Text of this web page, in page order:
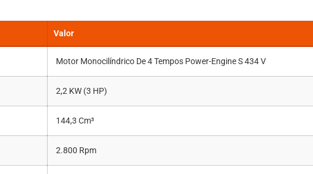
Valor
Motor Monocilíndrico De 4 Tempos Power-Engine S 434 V
2,2 KW (3 HP)
144,3 Cm³
2.800 Rpm